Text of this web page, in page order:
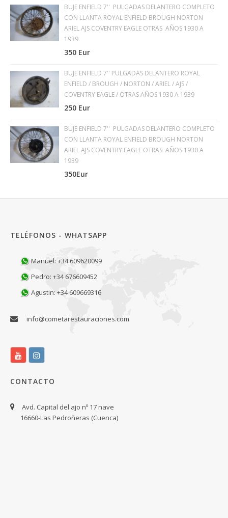
BUJE ENFIELD 7'' PULGADAS DELANTERO COMPLETO
CON LLANTA ROYAL ENFIELD BROUGH NORTON
ARIEL AJS COVENTRY EAGLE OTRAS AÑOS 1930 A
1939
350 Eur
BUJE ENFIELD 7'' PULGADAS DELANTERO ROYAL
ENFIELD / BROUGH / NORTON / ARIEL / AJS /
COVENTRY EAGLE / OTRAS AÑOS 1930 A 1939
250 Eur
BUJE ENFIELD 7'' PULGADAS DELANTERO COMPLETO
CON LLANTA ROYAL ENFIELD BROUGH NORTON
ARIEL AJS COVENTRY EAGLE OTRAS AÑOS 1930 A
1939
350Eur
TELÉFONOS - WHATSAPP
Manuel: +34 609620099
Pedro: +34 676609452
Agustin: +34 609669316
info@cometarestauraciones.com
CONTACTO
Avd. Capital del ajo nº 17 nave
16660-Las Pedroñeras (Cuenca)